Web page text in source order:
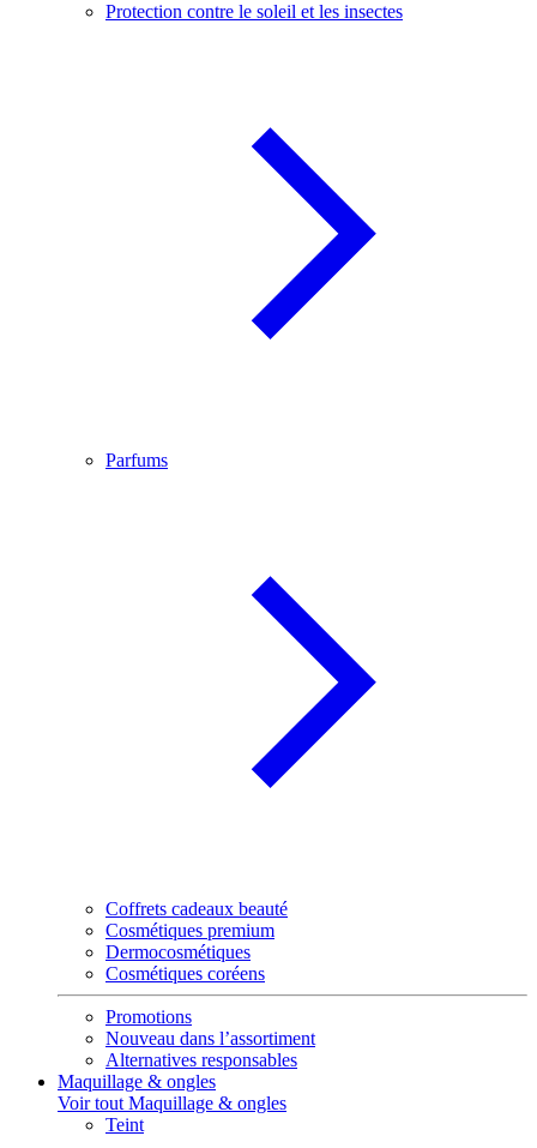
Protection contre le soleil et les insectes
Parfums
Coffrets cadeaux beauté
Cosmétiques premium
Dermocosmétiques
Cosmétiques coréens
Promotions
Nouveau dans l’assortiment
Alternatives responsables
Maquillage & ongles
Voir tout Maquillage & ongles
Teint